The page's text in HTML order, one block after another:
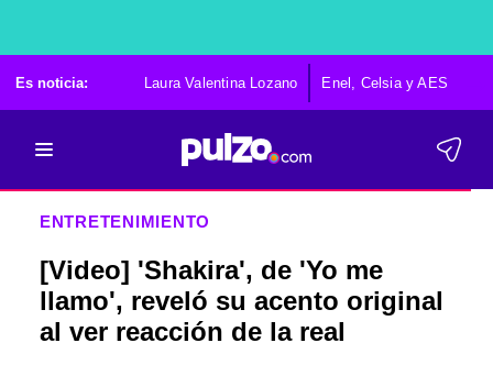
Es noticia: Laura Valentina Lozano Enel, Celsia y AES
ENTRETENIMIENTO
[Video] 'Shakira', de 'Yo me
llamo', reveló su acento original
al ver reacción de la real